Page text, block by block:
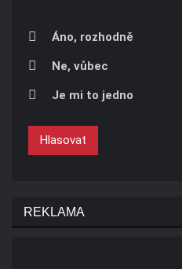
Áno, rozhodně
Ne, vůbec
Je mi to jedno
Hlasovat
REKLAMA